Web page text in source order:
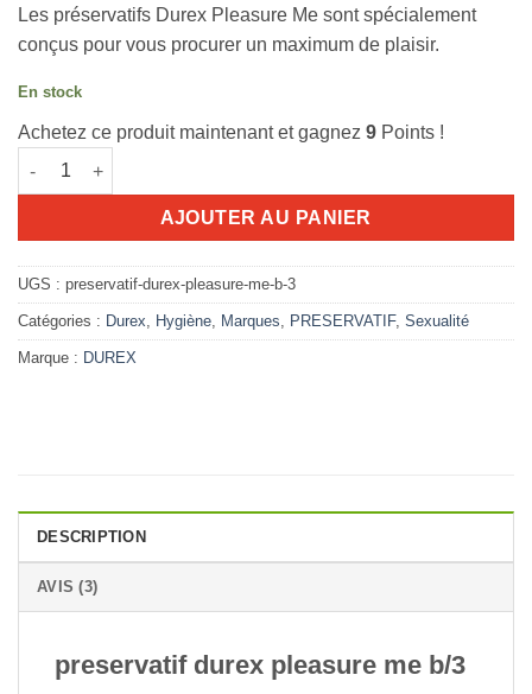
client
initial
était :
actuel
est :
Les préservatifs Durex Pleasure Me sont spécialement
conçus pour vous procurer un maximum de plaisir.
En stock
Achetez ce produit maintenant et gagnez 9 Points !
quantité de Durex pleasure me boîte 3
AJOUTER AU PANIER
UGS : preservatif-durex-pleasure-me-b-3
Catégories : Durex, Hygiène, Marques, PRESERVATIF, Sexualité
Marque : DUREX
DESCRIPTION
AVIS (3)
preservatif durex pleasure me b/3